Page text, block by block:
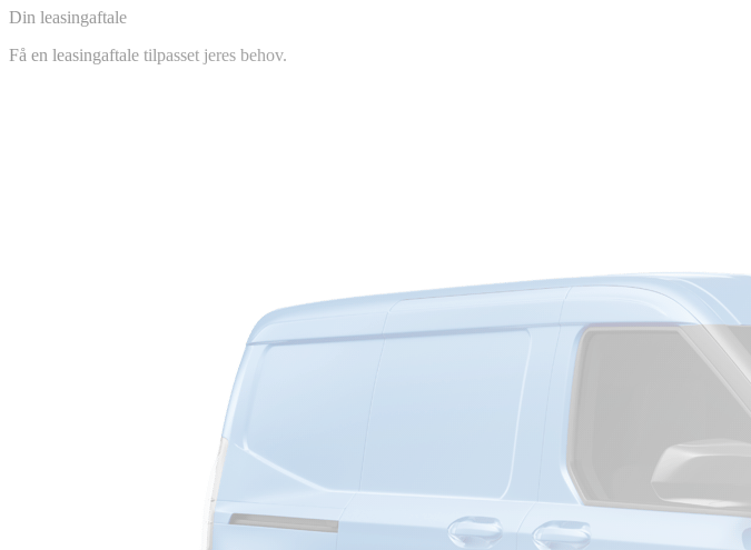
Din leasingaftale
Få en leasingaftale tilpasset jeres behov.